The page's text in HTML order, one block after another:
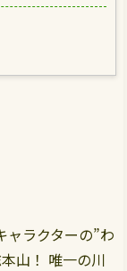
ャラクターの”わ
山！ 唯一の川